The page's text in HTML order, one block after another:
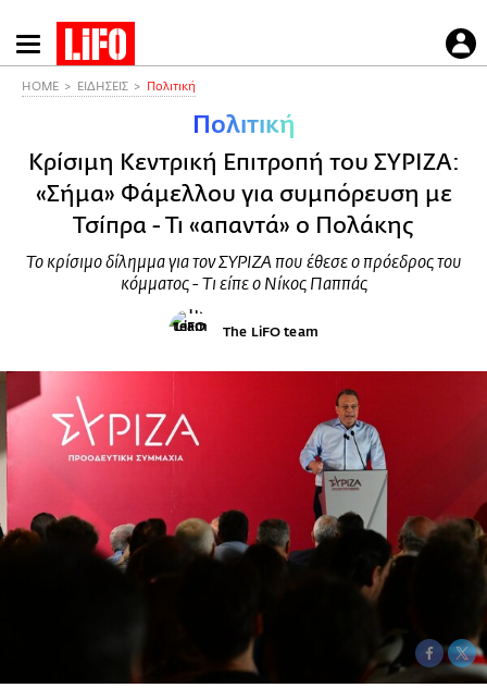
Παράκαμψη
προς
HOME ΕΙΔΗΣΕΙΣ Πολιτική
Πολιτική
Κρίσιμη Κεντρική Επιτροπή του ΣΥΡΙΖΑ:
«Σήμα» Φάμελλου για συμπόρευση με
Τσίπρα - Τι «απαντά» ο Πολάκης
Το κρίσιμο δίλημμα για τον ΣΥΡΙΖΑ που έθεσε ο πρόεδρος του
κόμματος - Τι είπε ο Νίκος Παππάς
The LiFO team